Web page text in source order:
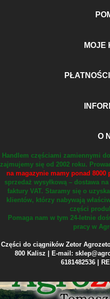
MOJE
O
Handlem częściami zamiennymi
zajmujemy się od 2002 roku.
na magazynie mamy ponad 8000
sprzedaż wysyłkową – dostawa
faktury VAT. Staramy się o
klientów, którzy nabywają
części
Pomaga nam w tym 24-letnie
pracy w
Części do ciągników Zetor
800 Kalisz | E-mail:
6181482536 |